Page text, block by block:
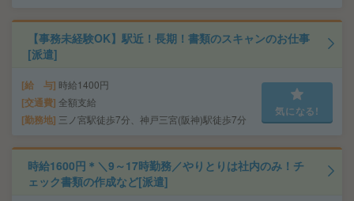
【事務未経験OK】駅近！長期！書類のスキャンのお仕事
[派遣]
給 与 時給1400円
交通費 全額支給
勤務地 三ノ宮駅徒歩7分、神戸三宮(阪神)駅徒歩7分
気になる!
時給1600円＊＼9～17時勤務／やりとりは社内のみ！チ
ェック書類の作成など[派遣]